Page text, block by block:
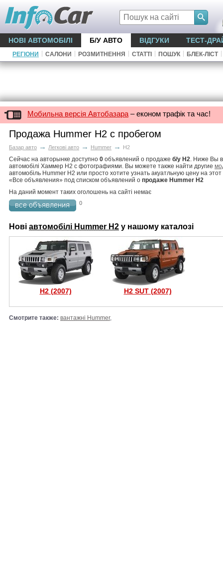
НОВІ АВТОМОБІЛІ Б/У АВТО ВІДГУКИ ТЕСТ-
РЕГІОНИ САЛОНИ РОЗМИТНЕННЯ СТАТТІ ПОШУК БЛЕК-ЛІСТ
Мобильна версія Автобазара – економ трафік та час!
Продажа Hummer H2 с пробегом
Базар авто → Легкові авто → Hummer → H2
Сейчас на авторынке доступно 0 объявлений о продаже б/у H2. Ниже Вы
автомобілі Хаммер H2 с фотографиями. Вы можете также найти другие
автомобіль Hummer H2 или просто хотите узнать акуатльную цену на
«Все объявления» под списком объявлений о продаже Hummer H2
На даний момент таких оголошень на сайті немає
0
Нові автомобілі Hummer H2 у нашому каталозі
H2 (2007) H2 SUT (2007)
Смотрите также: вантажні Hummer,